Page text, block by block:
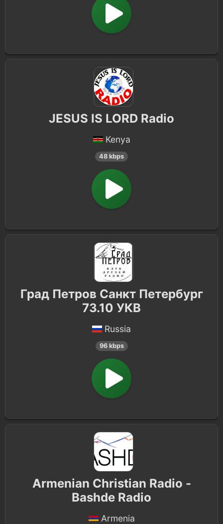
JESUS IS LORD Radio
Kenya
48 kbps
Град Петров Санкт Петербург
73.10 УКВ
Russia
96 kbps
Armenian Christian Radio -
Bashde Radio
Armenia